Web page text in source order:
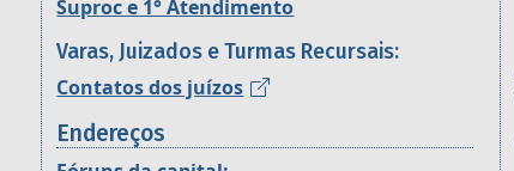
Suproc e 1° Atendimento
Varas, Juizados e Turmas Recursais:
Contatos dos juízos
Endereços